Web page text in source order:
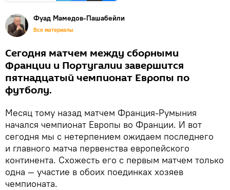
Фуад Мамедов-Пашабейли
Все материалы
Сегодня матчем между сборными
Франции и Португалии завершится
пятнадцатый чемпионат Европы по
футболу.
Месяц тому назад матчем Франция-Румыния
начался чемпионат Европы во Франции. И вот
сегодня мы с нетерпением ожидаем последнего
и главного матча первенства европейского
континента. Схожесть его с первым матчем только
одна — участие в обоих поединках хозяев
чемпионата.